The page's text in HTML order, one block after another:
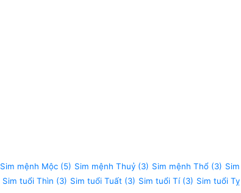
Sim mệnh Mộc (5) Sim mệnh Thuỷ (3) Sim mệnh Thổ (3) Sim
Sim tuổi Thìn (3) Sim tuổi Tuất (3) Sim tuổi Tí(3) Sim tuổi Tỵ